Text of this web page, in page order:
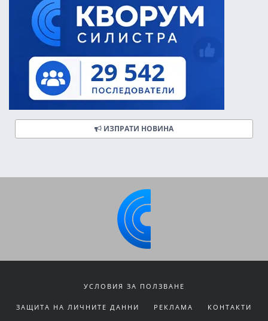
ИЗПРАТИ НОВИНА
УСЛОВИЯ ЗА ПОЛЗВАНЕ
ЗАЩИТА НА ЛИЧНИТЕ ДАННИ РЕКЛАМА КОНТАКТИ